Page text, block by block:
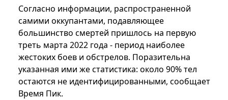
Согласно информации, распространенной
самими оккупантами, подавляющее
большинство смертей пришлось на первую
треть марта 2022 года - период наиболее
жестоких боев и обстрелов. Поразительна
указанная ими же статистика: около 90% тел
остаются не идентифицированными, сообщает
Время Пик.